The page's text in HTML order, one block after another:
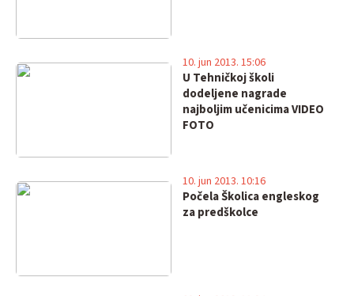
U Tehničkoj školi
dodeljene nagrade
najboljim učenicima VIDEO
FOTO
10. jun 2013. 15:06
Počela Školica engleskog
za predškolce
10. jun 2013. 10:16